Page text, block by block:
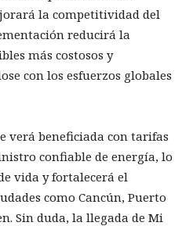
la competitividad del
reducirá la
más costosos y
con los esfuerzos globales
verá beneficiada con tarifas
confiable de energía, lo
vida y fortalecerá el
como Cancún, Puerto
Sin duda, la llegada de Mi